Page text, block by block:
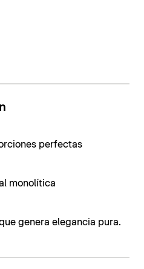
perfectas
monolítica
genera elegancia pura.